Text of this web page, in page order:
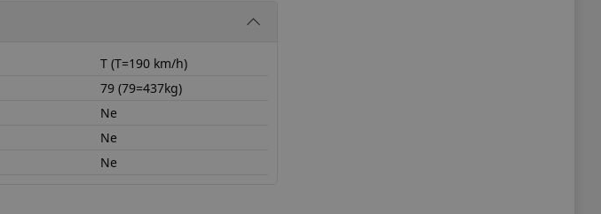
T (T=190 km/h)
79 (79=437kg)
Ne
Ne
Ne